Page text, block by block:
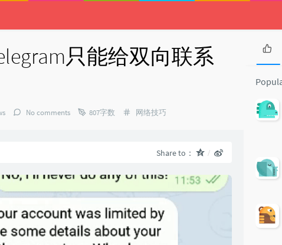
只能给双向联系
No comments 807字数 Categories：
网络技巧
Share to：
P
p
u
l
a
r
t
i
l
e
s